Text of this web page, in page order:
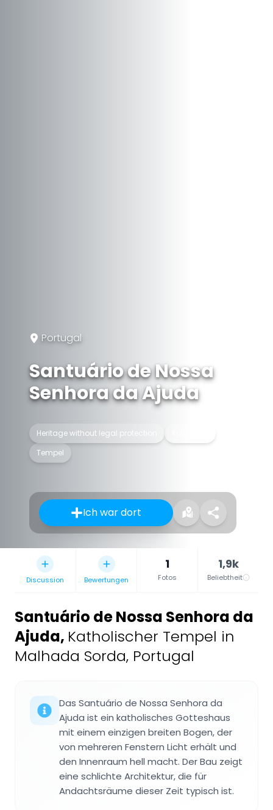
Portugal
Santuário de Nossa
Senhora da Ajuda
Heritage without legal protection
Tempel
Ich war dort
Discussion Bewertungen
1
Fotos
1,9k
Beliebtheit
Santuário de Nossa Senhora da
Ajuda, Katholischer Tempel in
Malhada Sorda, Portugal
Das Santuário de Nossa Senhora da
Ajuda ist ein katholisches Gotteshaus
mit einem einzigen breiten Bogen, der
von mehreren Fenstern Licht erhält und
den Innenraum hell macht. Der Bau zeigt
eine schlichte Architektur, die für
Andachtsräume dieser Zeit typisch ist.